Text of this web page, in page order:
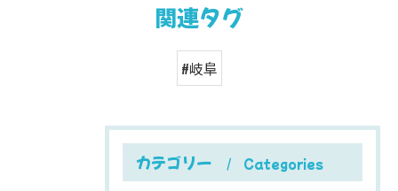
関連タグ
#岐阜
カテゴリー Categories